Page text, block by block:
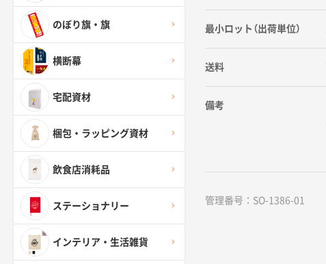
のぼり旗・旗
横断幕
宅配資材
梱包・ラッピング資材
飲食店消耗品
ステーショナリー
インテリア・生活雑貨
最小ロット（出荷単位）
送料
備考
管理番号：SO-1386-01